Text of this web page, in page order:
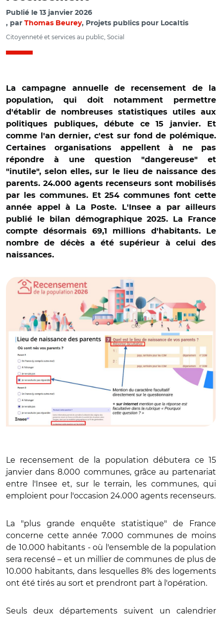
Publié le 13 janvier 2026
par Thomas Beurey, Projets publics pour Localtis
Citoyenneté et services au public, Social
La campagne annuelle de recensement de la
population, qui doit notamment permettre
d'établir de nombreuses statistiques utiles aux
politiques publiques, débute ce 15 janvier. Et
comme l'an dernier, c'est sur fond de polémique.
Certaines organisations appellent à ne pas
répondre à une question "dangereuse" et
"inutile", selon elles, sur le lieu de naissance des
parents. 24.000 agents recenseurs sont mobilisés
par les communes. Et 254 communes font cette
année appel à La Poste. L'Insee a par ailleurs
publié le bilan démographique 2025. La France
compte désormais 69,1 millions d'habitants. Le
nombre de décès a été supérieur à celui des
naissances.
Le recensement de la population débutera ce 15
janvier dans 8.000 communes, grâce au partenariat
entre l'Insee et, sur le terrain, les communes, qui
emploient pour l'occasion 24.000 agents recenseurs.
La "plus grande enquête statistique" de France
concerne cette année 7.000 communes de moins
de 10.000 habitants - où l'ensemble de la population
sera recensé – et un millier de communes de plus de
10.000 habitants, dans lesquelles 8% des logements
ont été tirés au sort et prendront part à l'opération.
Seuls deux départements suivent un calendrier